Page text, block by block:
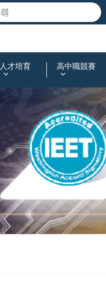
人才培育 高中職競賽